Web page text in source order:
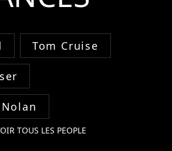
Tom Cruise
TOUS LES PEOPLE